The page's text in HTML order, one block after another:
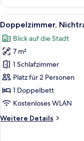
Double
Room
Alle
Fotos
für
Doppelzimmer,
Nichtraucher
anzeigen
11
Doppelzimmer,
Blick auf die Stadt
7 m²
1 Schlafzimmer
Platz für 2 Personen
1 Doppelbett
Kostenloses WLAN
Weitere Details
Weitere